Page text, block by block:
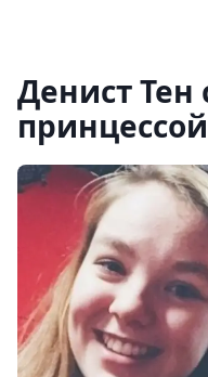
Денист Тен